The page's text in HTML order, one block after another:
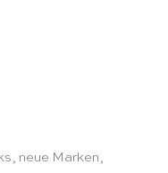
neue Marken,